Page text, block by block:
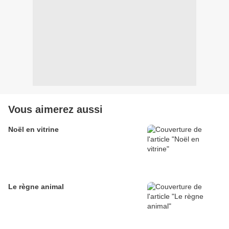
Vous aimerez aussi
Noël en vitrine
Le règne animal